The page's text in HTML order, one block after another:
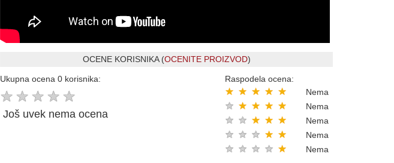
OCENE KORISNIKA (OCENITE PROIZVOD)
Ukupna ocena 0 korisnika:
★ ★ ★ ★ ★
Još uvek nema ocena
Raspodela ocena:
★
★
★
★
★ Nema
★
★
★
★
★ Nema
★
★
★
★
★ Nema
★
★
★
★
★ Nema
★
★
★
★
★ Nema